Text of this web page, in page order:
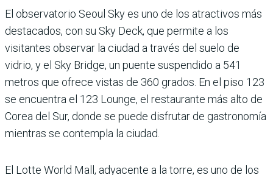
El observatorio Seoul Sky es uno de los atractivos más
destacados, con su Sky Deck, que permite a los
visitantes observar la ciudad a través del suelo de
vidrio, y el Sky Bridge, un puente suspen­dido a 541
metros que ofrece vistas de 360 grados. En el piso 123
se encuentra el 123 Lounge, el restaurante más alto de
Corea del Sur, donde se puede disfrutar de gastro­nomía
mientras se contem­pla la ciudad.
El Lotte World Mall, adya­cente a la torre, es uno de los